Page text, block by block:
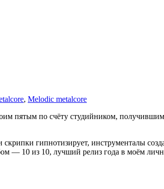
, Melodic metalcore
пятым по счёту студийником,
скрипки гипнотизирует, инструменталы
— 10 из 10, лучший релиз года в моём